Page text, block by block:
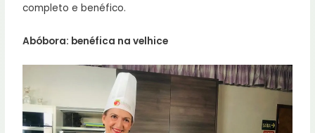
completo e benéfico.
Abóbora: benéfica na velhice